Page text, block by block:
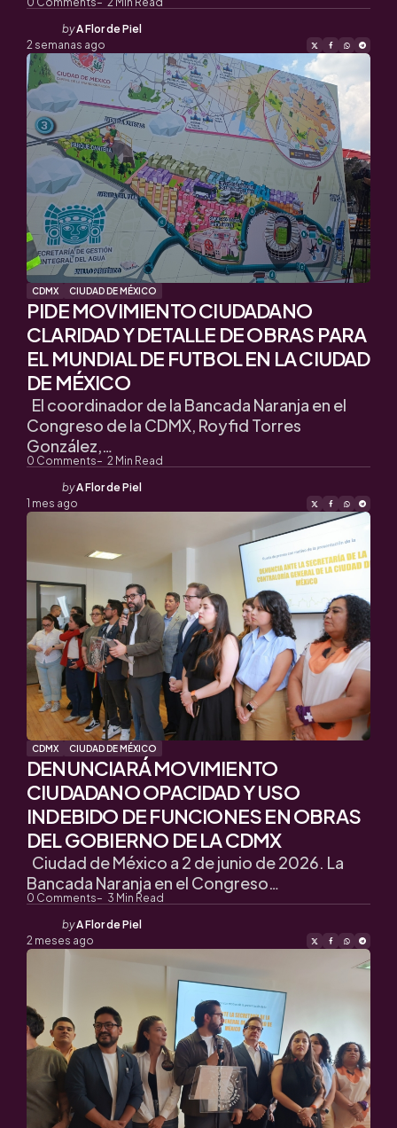
Posted
by
byA Flor de Piel
2 semanas ago
CDMX CIUDAD DE MÉXICO
PIDE MOVIMIENTO CIUDADANO
CLARIDAD Y DETALLE DE OBRAS PARA
EL MUNDIAL DE FUTBOL EN LA CIUDAD
DE MÉXICO
0 Comments 2 Min Read
El coordinador de la Bancada Naranja en el
Congreso de la CDMX, Royfid Torres
González,…
Posted
by
byA Flor de Piel
1 mes ago
CDMX CIUDAD DE MÉXICO
DENUNCIARÁ MOVIMIENTO
CIUDADANO OPACIDAD Y USO
INDEBIDO DE FUNCIONES EN OBRAS
DEL GOBIERNO DE LA CDMX
0 Comments 3 Min Read
Ciudad de México a 2 de junio de 2026. La
Bancada Naranja en el Congreso…
Posted
by
byA Flor de Piel
2 meses ago